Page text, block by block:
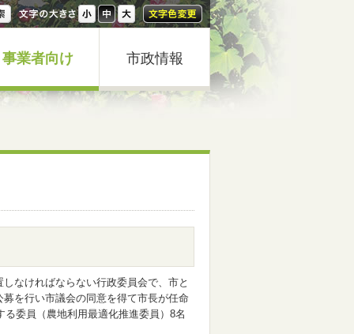
事業者向け 市政情報
なければならない行政委員会で、市と
を行い市議会の同意を得て市長が任命
委員（農地利用最適化推進委員）8名